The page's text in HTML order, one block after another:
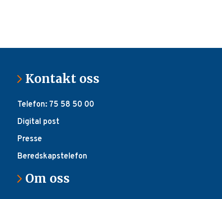
Kontakt oss
Telefon: 75 58 50 00
Digital post
Presse
Beredskapstelefon
Om oss